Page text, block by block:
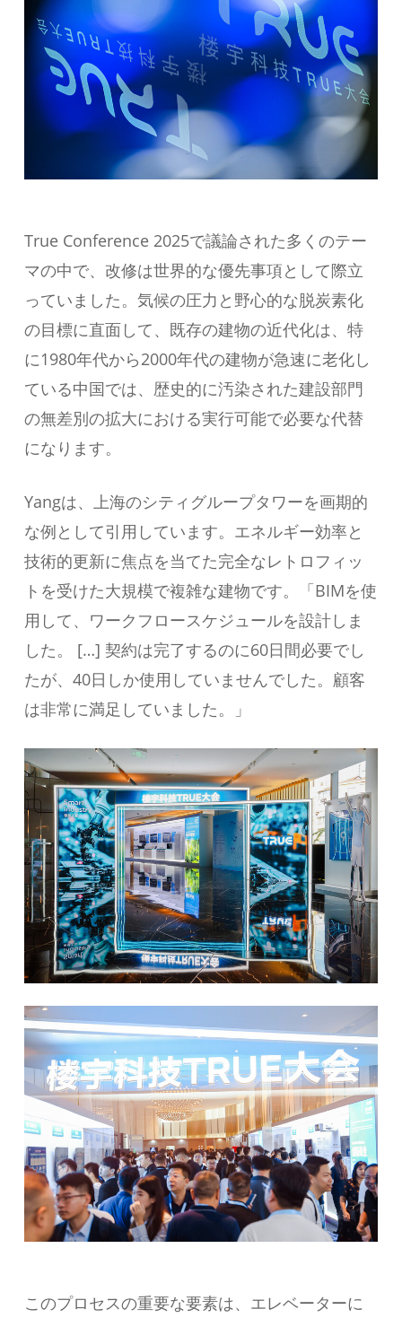
True Conference 2025で議論された多くのテー
マの中で、改修は世界的な優先事項として際立
っていました。気候の圧力と野心的な脱炭素化
の目標に直面して、既存の建物の近代化は、特
に1980年代から2000年代の建物が急速に老化し
ている中国では、歴史的に汚染された建設部門
の無差別の拡大における実行可能で必要な代替
になります。
Yangは、上海のシティグループタワーを画期的
な例として引用しています。エネルギー効率と
技術的更新に焦点を当てた完全なレトロフィッ
トを受けた大規模で複雑な建物です。「BIMを使
用して、ワークフロースケジュールを設計しま
した。 […] 契約は完了するのに60日間必要でし
たが、40日しか使用していませんでした。顧客
は非常に満足していました。」
このプロセスの重要な要素は、エレベーターに